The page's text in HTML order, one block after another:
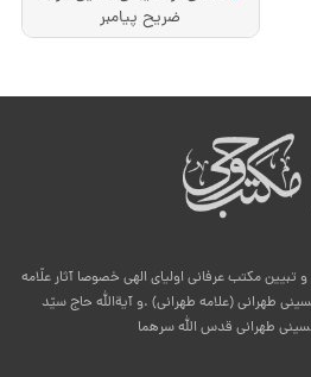
ضریح پیامبر
تبیین مکتب عرفانی اولیای الهی خصوصا آثار علّامه
طهرانی (علامه طهرانی) .و آیةالله حاج سیّد
طهرانی قدس الله سرهما